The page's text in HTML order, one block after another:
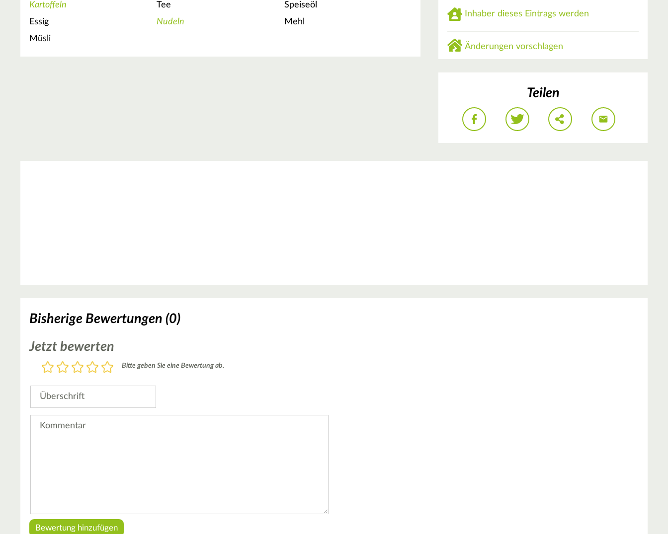
Kartoffeln Tee
Speiseöl
Essig
Nudeln
Mehl
Müsli
Inhaber dieses Eintrags werden
Änderungen vorschlagen
Teilen
Bisherige Bewertungen (0)
Jetzt bewerten
Bewertung
5
4
3
2
1
Bitte geben Sie eine Bewertung ab.
Überschrift